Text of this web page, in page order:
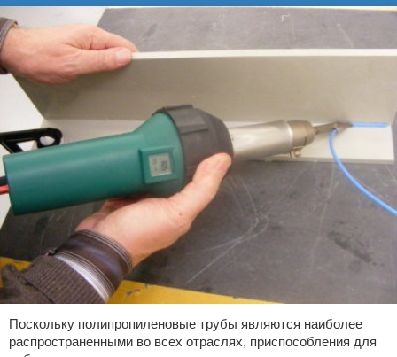
Поскольку полипропиленовые трубы являются наиболее
распространенными во всех отраслях, приспособления для